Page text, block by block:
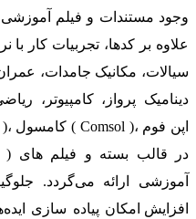
وجود مستندات و فیلم
علاوه بر کدها، تجربیات کار
سیالات، مکانیک جامدات،
دینامیک پرواز، کامپیوتر،
آموزشی ارائه می‌گردد.
افزایش امکان پیاده سازی